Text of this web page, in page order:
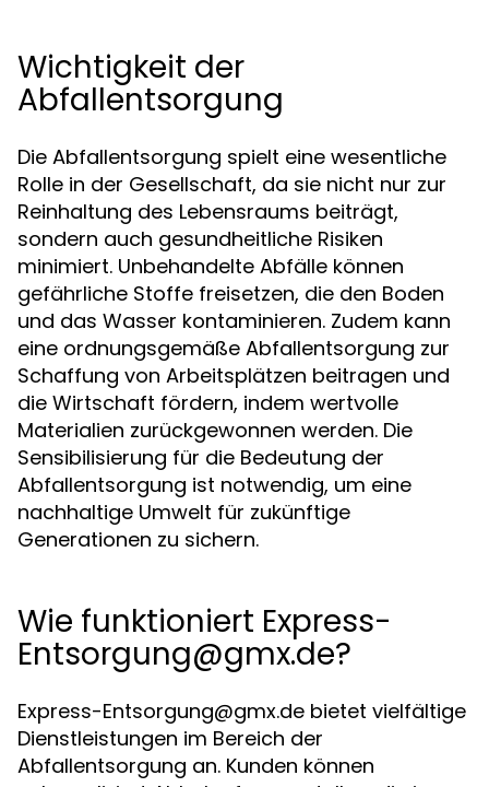
Wichtigkeit der
Abfallentsorgung
Die Abfallentsorgung spielt eine wesentliche
Rolle in der Gesellschaft, da sie nicht nur zur
Reinhaltung des Lebensraums beiträgt,
sondern auch gesundheitliche Risiken
minimiert. Unbehandelte Abfälle können
gefährliche Stoffe freisetzen, die den Boden
und das Wasser kontaminieren. Zudem kann
eine ordnungsgemäße Abfallentsorgung zur
Schaffung von Arbeitsplätzen beitragen und
die Wirtschaft fördern, indem wertvolle
Materialien zurückgewonnen werden. Die
Sensibilisierung für die Bedeutung der
Abfallentsorgung ist notwendig, um eine
nachhaltige Umwelt für zukünftige
Generationen zu sichern.
Wie funktioniert Express-
Entsorgung@gmx.de?
Express-Entsorgung@gmx.de bietet vielfältige
Dienstleistungen im Bereich der
Abfallentsorgung an. Kunden können